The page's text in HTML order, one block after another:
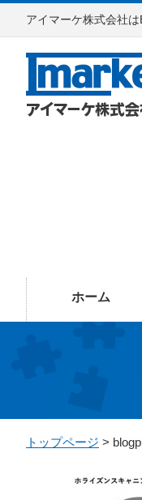
アイマーケ株式会社
ホーム
トップページ >